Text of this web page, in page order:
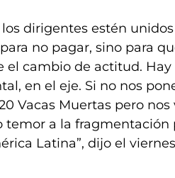
dirigentes estén
no pagar, sino para
el cambio de actitud.
en el eje. Si no nos
Vacas Muertas pero
a la fragmentación
Latina”, dijo el